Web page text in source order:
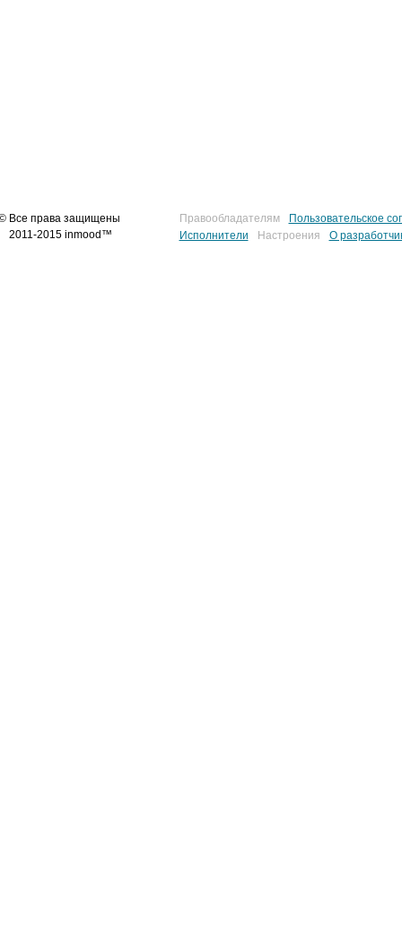
Все права защищены
2011-2015 inmood™
Правообладателям
Пользовательское
Исполнители
Настроения О